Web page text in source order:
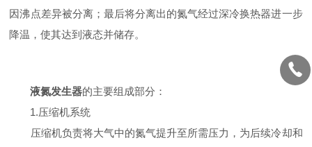
因沸点差异被分离；最后将分离出的氮气经过深冷换热器进一步
降温，使其达到液态并储存。
液氮发生器的主要组成部分：
1.压缩机系统
压缩机负责将大气中的氮气提升至所需压力，为后续冷却和